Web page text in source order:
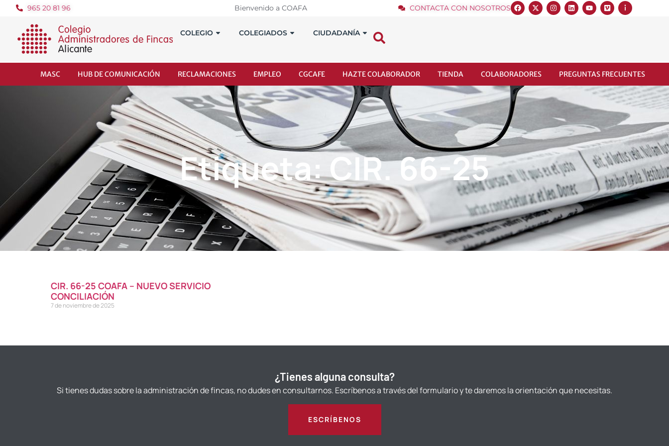
965 20 81 96 Bienvenido a COAFA CONTACTA CON NOSOTROS
COLEGIO COLEGIADOS CIUDADANÍA
MASC HUB DE COMUNICACIÓN RECLAMACIONES EMPLEO CGCAFE HAZTE COLABORADOR TIENDA COLABORADORES PREGUNTAS FRECUENTES
Etiqueta: CIR. 66-25
CIR. 66-25 COAFA – NUEVO SERVICIO
CONCILIACIÓN
7 de noviembre de 2025
¿Tienes alguna consulta?
Si tienes dudas sobre la administración de fincas, no dudes en consultarnos. Escríbenos a través del formulario y te daremos la orientación que necesitas.
ESCRÍBENOS